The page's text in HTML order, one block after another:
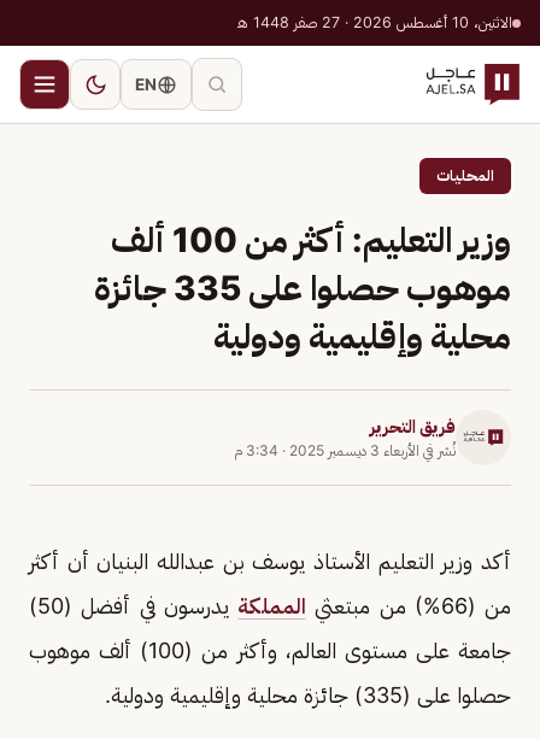
الاثنين، 10 أغسطس 2026 · 27 صفر 1448 هـ
EN
المحليات
وزير التعليم: أكثر من 100 ألف
موهوب حصلوا على 335 جائزة
محلية وإقليمية ودولية
فريق التحرير
نُشر في الأربعاء 3 ديسمبر 2025 · 3:34 م
أكد وزير التعليم الأستاذ يوسف بن عبدالله البنيان أن أكثر
من (66%) من مبتعثي
المملكة
يدرسون في أفضل (50)
جامعة على مستوى العالم، وأكثر من (100) ألف موهوب
حصلوا على (335) جائزة محلية وإقليمية ودولية.